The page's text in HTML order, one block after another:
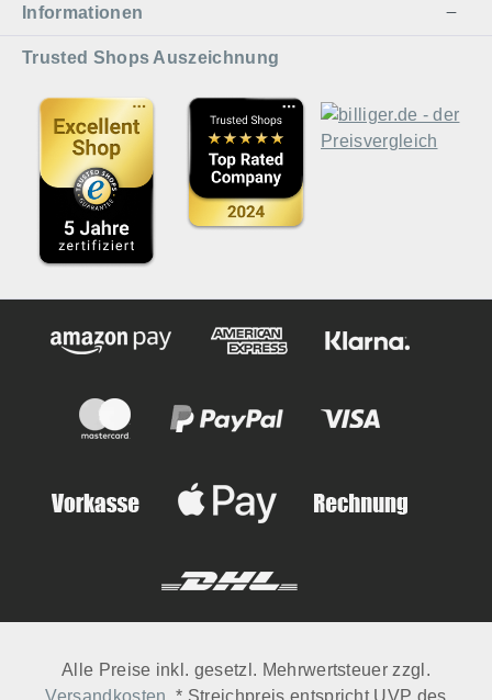
Informationen
Trusted Shops Auszeichnung
Alle Preise inkl. gesetzl. Mehrwertsteuer zzgl.
Versandkosten . * Streichpreis entspricht UVP des